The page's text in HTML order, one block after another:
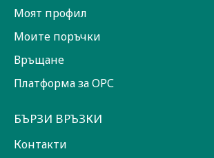
Моят профил
Моите поръчки
Връщане
Платформа за ОРС
БЪРЗИ ВРЪЗКИ
Контакти